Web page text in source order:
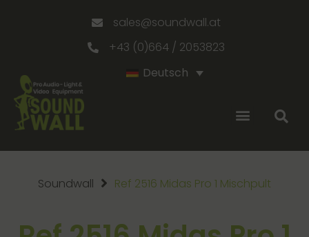
sales@soundwall.at
+43 (0)664 / 2053823
Deutsch
Soundwall Ref 2516 Midas Pro 1 Mischpult